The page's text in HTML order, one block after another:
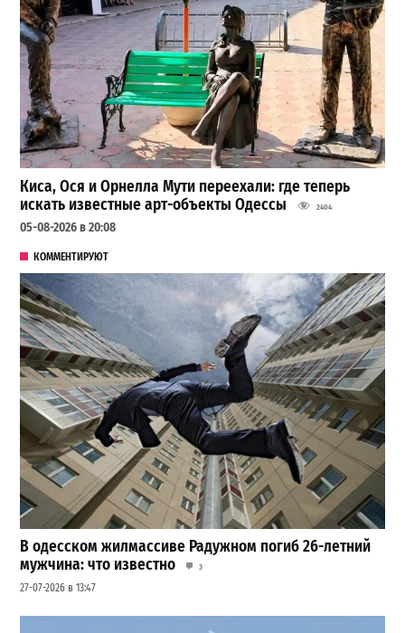
Киса, Ося и Орнелла Мути переехали: где теперь
искать известные арт-объекты Одессы
2404
05-08-2026 в 20:08
КОММЕНТИРУЮТ
В одесском жилмассиве Радужном погиб 26-летний
мужчина: что известно
3
27-07-2026 в 13:47